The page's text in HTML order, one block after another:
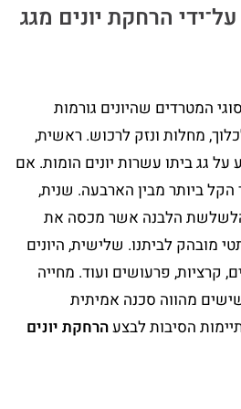
הרחקת יונים מגג
המטרדים שהיונים גורמות
מחלות ונזק לרכוש. ראשית,
גג ביתו עשרות יונים הומות. אם
ביותר מבין הארבעה. שנית,
הלשלשת הלבנה אשר מכסה את
מובהק לביתנו. שלישית, היונים
קרציות, פרעושים ועוד. מחייה
מהווה סכנה אמיתית
הסיבות לבצעהרחקת יונים